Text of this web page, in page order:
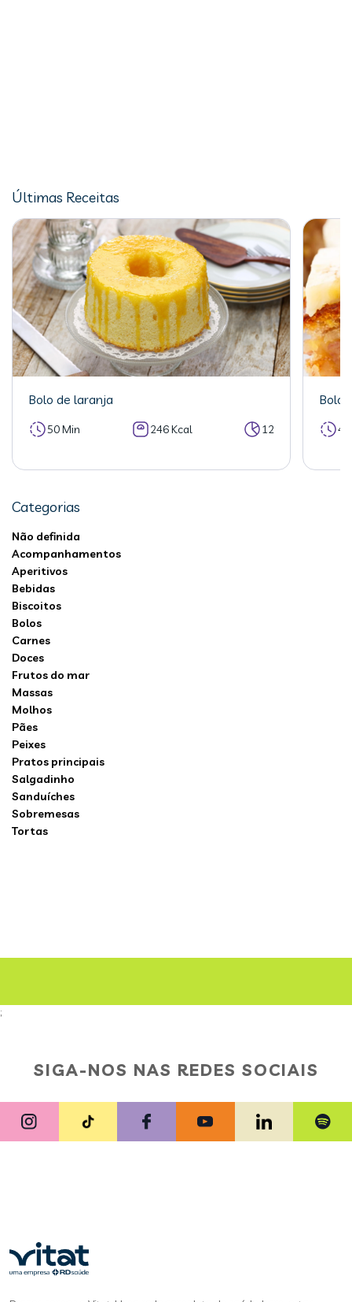
Últimas Receitas
Bolo de laranja
50 Min 246 Kcal 12
Bolo
Categorias
Não definida
Acompanhamentos
Aperitivos
Bebidas
Biscoitos
Bolos
Carnes
Doces
Frutos do mar
Massas
Molhos
Pães
Peixes
Pratos principais
Salgadinho
Sanduíches
Sobremesas
Tortas
;
SIGA-NOS NAS REDES SOCIAIS